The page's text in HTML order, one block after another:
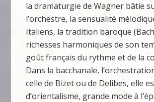
la dramaturgie de Wagner bâtie
l’orchestre, la sensualité
Italiens, la tradition baroque
richesses harmoniques de son
goût français du rythme et de la
Dans la bacchanale,
celle de Bizet ou de Delibes, elle
d’orientalisme, grande mode à